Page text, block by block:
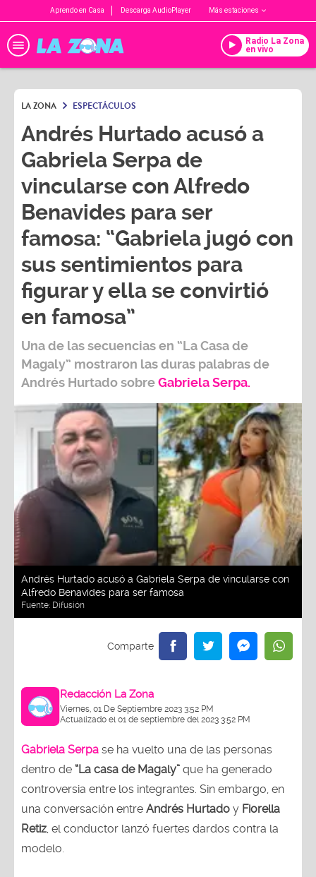
Aprendo en Casa Descarga AudioPlayer Más estaciones
Radio La Zona
en vivo
LA ZONA ESPECTÁCULOS
Andrés Hurtado acusó a
Gabriela Serpa de
vincularse con Alfredo
Benavides para ser
famosa: “Gabriela jugó con
sus sentimientos para
figurar y ella se convirtió
en famosa”
Una de las secuencias en “La Casa de
Magaly” mostraron las duras palabras de
Andrés HurtadosobreGabriela Serpa.
Andrés Hurtado acusó a Gabriela Serpa de vincularse con
Alfredo Benavides para ser famosa
Fuente: Difusión
Redacción La Zona
Viernes, 01 De Septiembre 2023 3:52 PM
Actualizado el 01 de septiembre del 2023 3:52 PM
Gabriela Serpa se ha vuelto una de las personas
dentro de “La casa de Magaly” que ha generado
controversia entre los integrantes. Sin embargo, en
una conversación entre Andrés Hurtado y Fiorella
Retiz , el conductor lanzó fuertes dardos contra la
modelo.